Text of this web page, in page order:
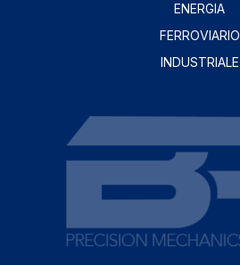
ENERGIA
FERROVIARIO
INDUSTRIALE